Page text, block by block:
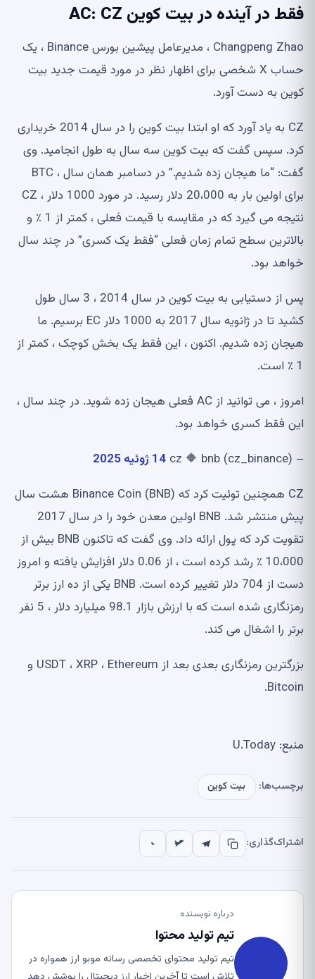
فقط در آینده در بیت کوین AC: CZ
Changpeng Zhao ، مدیرعامل پیشین بورس Binance ، یک
حساب X شخصی برای اظهار نظر در مورد قیمت جدید بیت
کوین به دست آورد.
CZ به یاد آورد که او ابتدا بیت کوین را در سال 2014 خریداری
کرد. سپس گفت که بیت کوین سه سال به طول انجامید. وی
گفت: “ما هیجان زده شدیم.” در دسامبر همان سال ، BTC
برای اولین بار به 20،000 دلار رسید. در مورد 1000 دلار ، CZ
نتیجه می گیرد که در مقایسه با قیمت فعلی ، کمتر از 1 ٪ و
بالاترین سطح تمام زمان فعلی “فقط یک کسری” در چند سال
خواهد بود.
پس از دستیابی به بیت کوین در سال 2014 ، 3 سال طول
کشید تا در ژانویه سال 2017 به 1000 دلار EC برسیم. ما
هیجان زده شدیم. اکنون ، این فقط یک بخش کوچک ، کمتر از
1 ٪ است.
امروز ، می توانید از AC فعلی هیجان زده شوید. در چند سال ،
این فقط کسری خواهد بود.
– cz 🔶 bnb (cz_binance)
14 ژوئیه 2025
CZ همچنین توئیت کرد که Binance Coin (BNB) هشت سال
پیش منتشر شد. BNB اولین معدن خود را در سال 2017
تقویت کرد که پول ارائه داد. وی گفت که تاکنون BNB بیش از
10،000 ٪ رشد کرده است ، از 0.06 دلار افزایش یافته و امروز
دست از 704 دلار تغییر کرده است. BNB یکی از ده ارز برتر
رمزنگاری شده است که با ارزش بازار 98.1 میلیارد دلار ، 5 نفر
برتر را اشغال می کند.
بزرگترین رمزنگاری بعدی بعد از USDT ، XRP ، Ethereum و
Bitcoin.
منبع: U.Today
برچسب‌ها: بیت کوین
اشتراک‌گذاری:
درباره نویسنده
تیم تولید محتوا
تیم تولید محتوای تخصصی رسانه موبو ارز همواره در